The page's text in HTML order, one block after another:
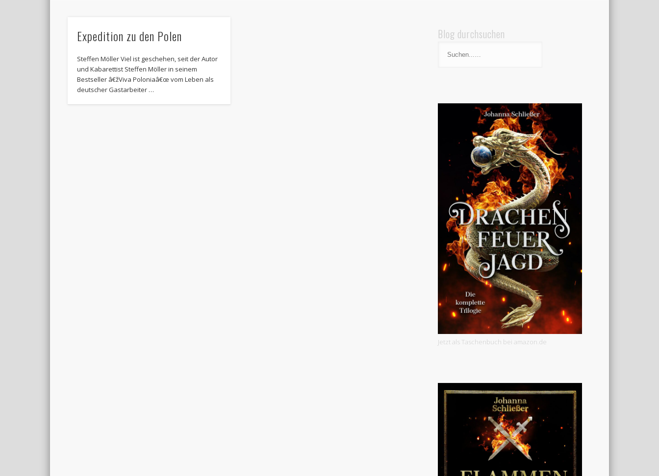
Expedition zu den Polen
Steffen Möller Viel ist geschehen, seit der Autor
und Kabarettist Steffen Möller in seinem
Bestseller â€žViva Poloniaâ€œ vom Leben als
deutscher Gastarbeiter …
Blog durchsuchen
Jetzt als Taschenbuch bei amazon.de